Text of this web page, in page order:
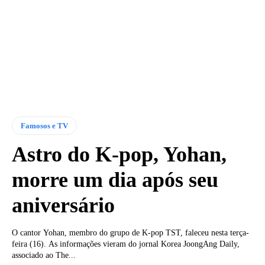
Famosos e TV
Astro do K-pop, Yohan,
morre um dia após seu
aniversário
O cantor Yohan, membro do grupo de K-pop TST, faleceu nesta terça-
feira (16). As informações vieram do jornal Korea JoongAng Daily,
associado ao The...